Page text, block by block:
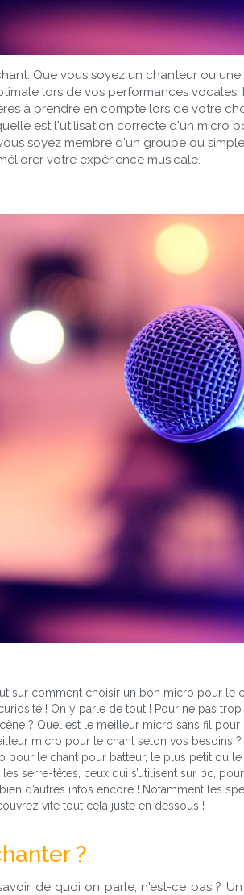
Que vous soyez un chanteur ou
lors de vos performances
à prendre en compte lors de votre
est l'utilisation correcte d'un micro
soyez membre d'un groupe ou
votre expérience musicale.
sur comment choisir un bon micro pour le
! On y parle de tout ! Pour ne pas
? Quel est le meilleur micro sans fil
micro pour le chant selon vos besoins
le chant pour batteur, le plus petit ou
serre-têtes, ceux qui s’utilisent sur pc,
d’autres infos encore ! Notamment les
vite tout cela juste en dessous !
?
de quoi on parle, n'est-ce pas ?